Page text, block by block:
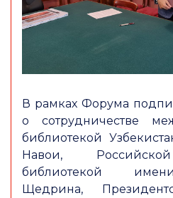
В рамках Форума
о сотрудничестве
библиотекой
Навои,
библиотекой
Щедрина,